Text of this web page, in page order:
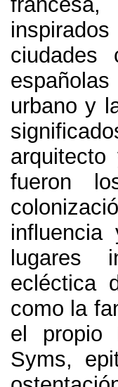
ciudades
urbano y
arquitecto
fueron
lugares
ecléctica
como la
el propio
Syms,